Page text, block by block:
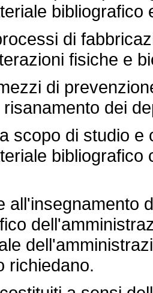
bibliografico
di
fisiche e
di
dei
di studio e
richiedano.